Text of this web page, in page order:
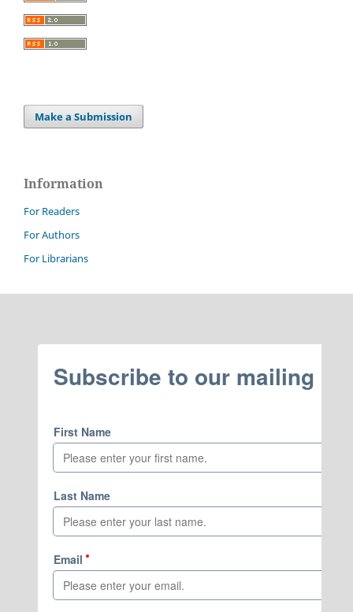
Make a Submission
Information
For Readers
For Authors
For Librarians